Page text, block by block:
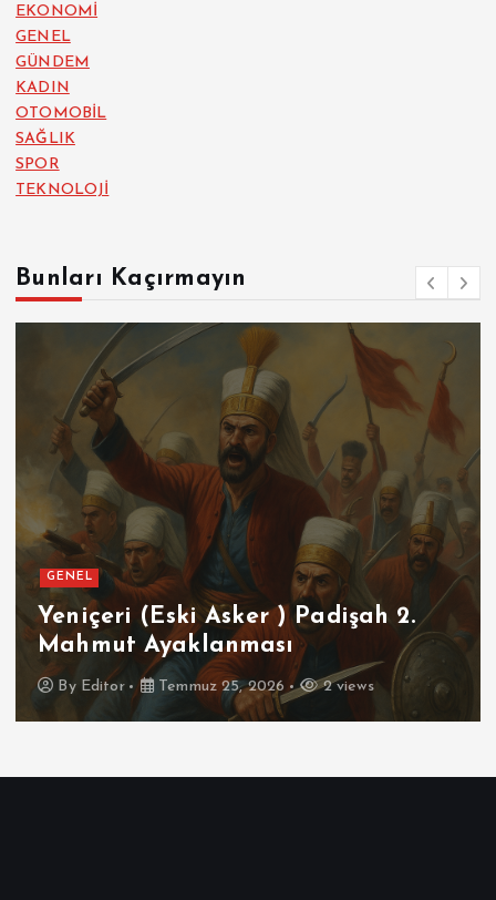
EKONOMİ
GENEL
GÜNDEM
KADIN
OTOMOBİL
SAĞLIK
SPOR
TEKNOLOJİ
Bunları Kaçırmayın
GENEL
Yeniçeri (Eski Asker ) Padişah 2.
Mahmut Ayaklanması
By Editor Temmuz 25, 2026 2 views